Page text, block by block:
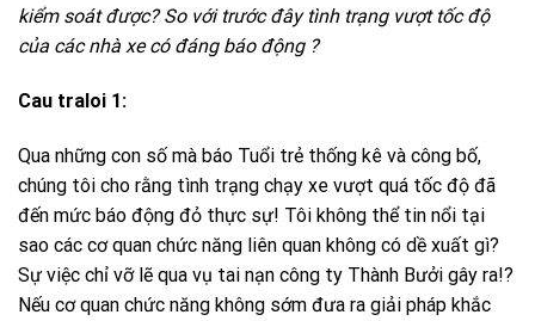
kiểm soát được? So với trước đây tình trạng vượt tốc độ
của các nhà xe có đáng báo động ?
Cau traloi 1:
Qua những con số mà báo Tuổi trẻ thống kê và công bố,
chúng tôi cho rằng tình trạng chạy xe vượt quá tốc độ đã
đến mức báo động đỏ thực sự! Tôi không thể tin nổi tại
sao các cơ quan chức năng liên quan không có dề xuất gì?
Sự việc chỉ vỡ lẽ qua vụ tai nạn công ty Thành Bưởi gây ra!?
Nếu cơ quan chức năng không sớm đưa ra giải pháp khắc